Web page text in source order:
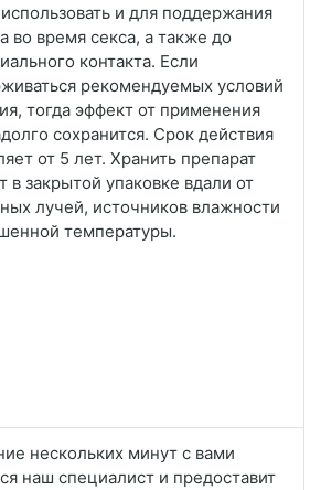
и для поддержания
во время секса, а также до
контакта. Если
рекомендуемых условий
тогда эффект от применения
сохранится. Срок действия
от 5 лет. Хранить препарат
в закрытой упаковке вдали от
лучей, источников влажности
температуры.
нескольких минут с вами
наш специалист и предоставит